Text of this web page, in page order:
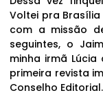
Voltei pra
com a missão
seguintes, o
minha irmã Lúcia
primeira revista
Conselho Editorial.